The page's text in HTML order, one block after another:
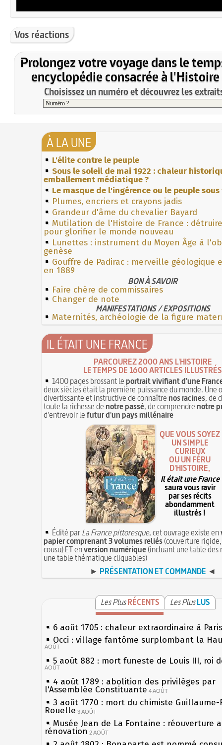
Vos réactions
Prolongez votre voyage dans le
encyclopédie consacrée à l'Histoire
Choisissez un numéro et découvrez les
À LA UNE
L'élite contre le peuple
Sous le soleil de mai 1922 : chaleur
emballement médiatique ?
Le masque de l'ingérence ou le peuple
Plumes, encriers et crayons jadis
Grandeur d'âme du chevalier Bayard
Mutilation de l'Histoire de France :
pour glorifier le monde nouveau
Lunettes : instrument du Moyen Âge à
genèse
Gouffre de Padirac : merveille géologique
en 1889
BON À SAVOIR
Faire chère de commissaires
Changer de note
MANIFESTATIONS / EXPOSITIONS
Maternités, archéologie de la figure
IL ÉTAIT UNE FRANCE
PARCOUREZ 2000 ANS L'HISTOIRE
LE TEMPS DE 1600 ARTICLES ILLUSTRÉS
1400 pages brossant leportrait vivifiant d'une
deux siècles était la première puissance du monde. Une
divertissante et instructive de connaîtrenos racines, de
toute la richesse denotre passé, de comprendrenotre
d'entrevoir lefutur d'un pays millénaire
QUE VOUS SOYEZ
UN SIMPLE
CURIEUX
OU UN FÉRU
D'HISTOIRE,
Il était une France
saura vous ravir
par ses récits
abondamment
illustrés !
Édité parLa France pittoresque, cet ouvrage existe en
papier comprenant 3 volumes reliés(couverture
cousu) ET enversion numérique(incluant une table des
une table thématique cliquables)
► PRÉSENTATION ET COMMANDE ◄
Les PlusRÉCENTS Les PlusLUS
6 août 1705 : chaleur extraordinaire à Paris
Occi : village fantôme surplombant la
AOÛT
5 août 882 : mort funeste de Louis III, roi
AOÛT
4 août 1789 : abolition des privilèges par
l'Assemblée Constituante 4 AOÛT
3 août 1770 : mort du chimiste Guillaume-
Rouelle 3 AOÛT
Musée Jean de La Fontaine : réouverture
rénovation 2 AOÛT